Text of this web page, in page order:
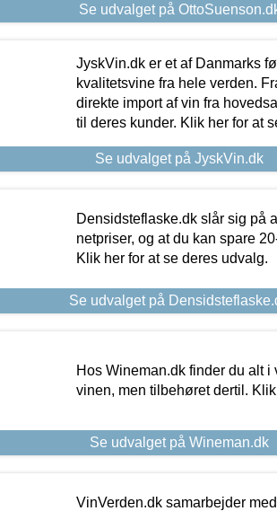
Se udvalget på
JyskVin.dk er et af Danmarks
kvalitetsvine fra hele verden.
direkte import af vin fra
til deres kunder. Klik her for at
Se udvalget på JyskVin.dk
Densidsteflaske.dk slår sig på
netpriser, og at du kan spare
Klik her for at se deres udvalg.
Se udvalget på
Hos Wineman.dk finder du alt
vinen, men tilbehøret dertil.
Se udvalget på Wineman.dk
VinVerden.dk samarbejder